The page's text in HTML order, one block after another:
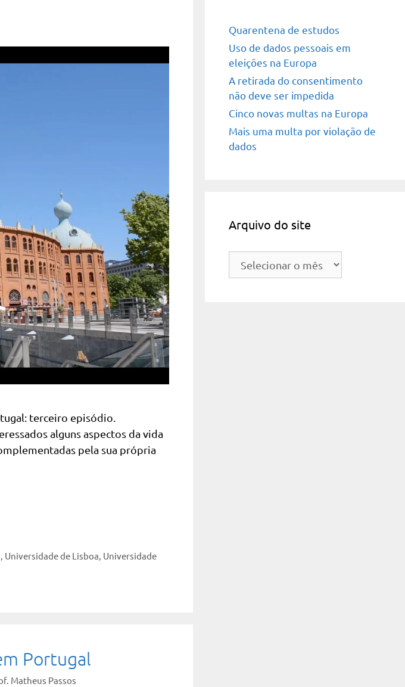
terceiro episódio.
alguns aspectos da vida
pela sua própria
Universidade de Lisboa Universidade
Portugal
Matheus Passos
Quarentena de estudos
Uso de dados pessoais em
eleições na Europa
A retirada do consentimento
não deve ser impedida
Cinco novas multas na Europa
Mais uma multa por violação de
dados
Arquivo do site
Arquivo